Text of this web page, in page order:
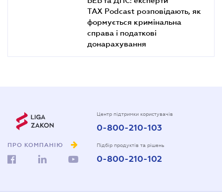
TAX Podcast розповідають, як
формується кримінальна
справа і податкові
донарахування
ПРО КОМПАНІЮ
Центр підтримки користувачів
0-800-210-103
Підбір продуктів та рішень
0-800-210-102